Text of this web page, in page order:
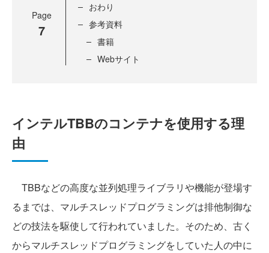
Page
7
おわり
参考資料
書籍
Webサイト
インテルTBBのコンテナを使用する理
由
TBBなどの高度な並列処理ライブラリや機能が登場す
るまでは、マルチスレッドプログラミングは排他制御な
どの技法を駆使して行われていました。そのため、古く
からマルチスレッドプログラミングをしていた人の中に